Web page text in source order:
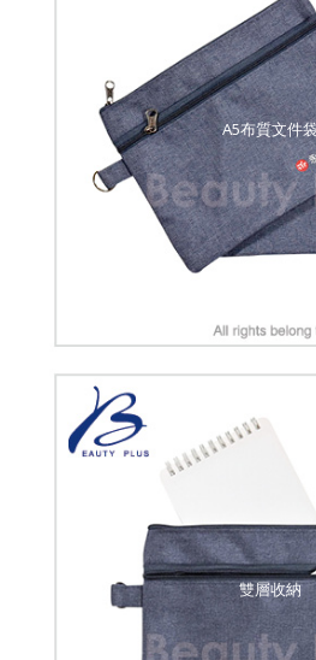
A5布質文件
雙層收納